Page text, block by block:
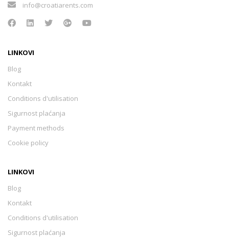
info@croatiarents.com
LINKOVI
Blog
Kontakt
Conditions d'utilisation
Sigurnost plaćanja
Payment methods
Cookie policy
LINKOVI
Blog
Kontakt
Conditions d'utilisation
Sigurnost plaćanja